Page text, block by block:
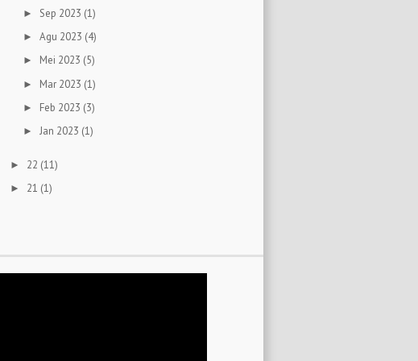
► Sep 2023 (1)
► Agu 2023 (4)
► Mei 2023 (5)
► Mar 2023 (1)
► Feb 2023 (3)
► Jan 2023 (1)
► 22 (11)
► 21 (1)